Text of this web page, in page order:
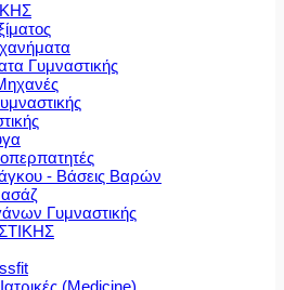
Γυμναστικής
- Βάσεις Βαρών
Γυμναστικής